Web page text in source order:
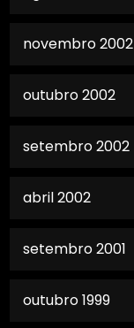
novembro 2002
outubro 2002
setembro 2002
abril 2002
setembro 2001
outubro 1999